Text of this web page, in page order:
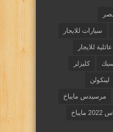
سيارات للايجار
للايجار
كليزلر
لينكولن
مرسيدس مايباخ